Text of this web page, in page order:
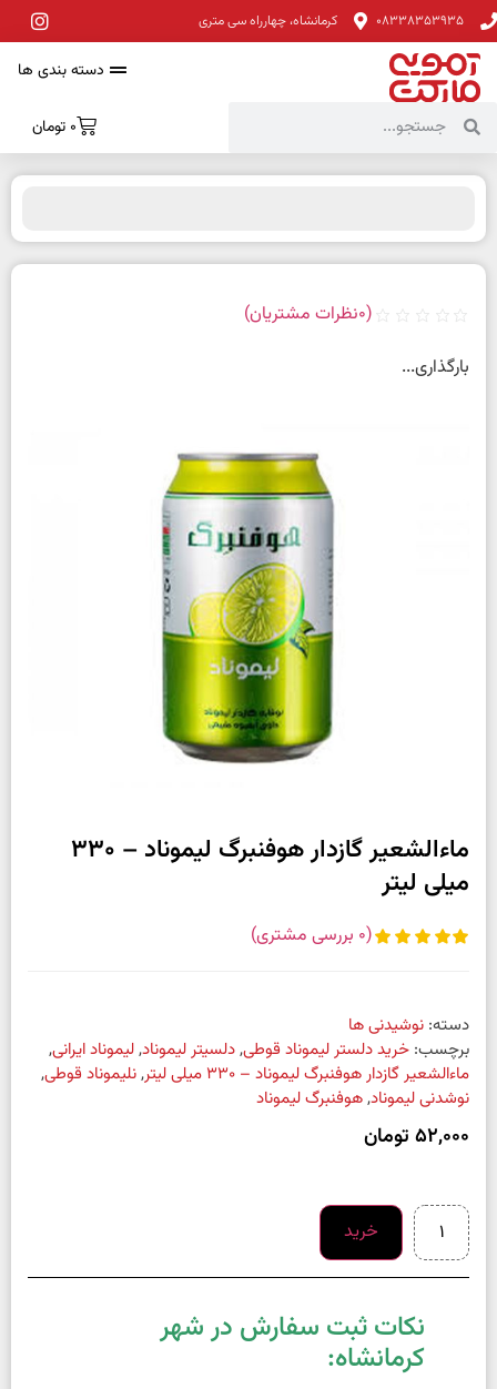
08338353935 کرمانشاه، چهارراه سی متری
دسته بندی ها
0 تومان
(
0نظرات مشتریان)
بارگذاری...
ماءالشعیر گازدار هوفنبرگ لیموناد – 330
میلی لیتر
(
0 بررسی مشتری)
دسته: نوشیدنی ها
برچسب: خرید دلستر لیموناد قوطی,دلسیتر لیموناد,لیموناد ایرانی,
ماءالشعیر گازدار هوفنبرگ لیموناد – 330 میلی لیتر
,نلیموناد قوطی,
نوشدنی لیموناد,هوفنبرگ لیموناد
52,000 تومان
خرید
نکات ثبت سفارش در شهر
کرمانشاه: